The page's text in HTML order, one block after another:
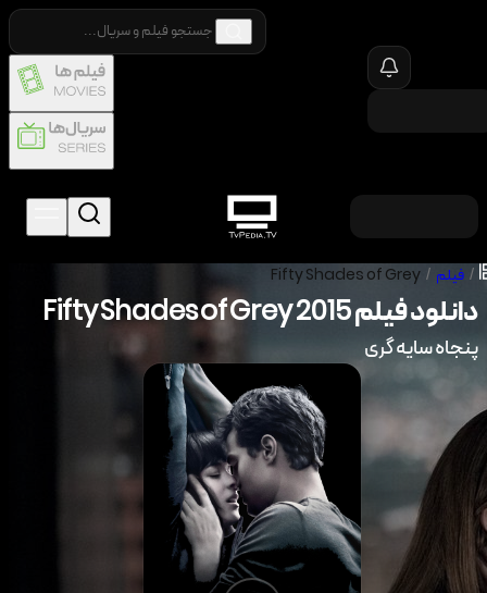
/ فیلم /
Fifty Shades of Grey
دانلود فیلم2015
Fifty Shades of Grey
پنجاه سایه گری